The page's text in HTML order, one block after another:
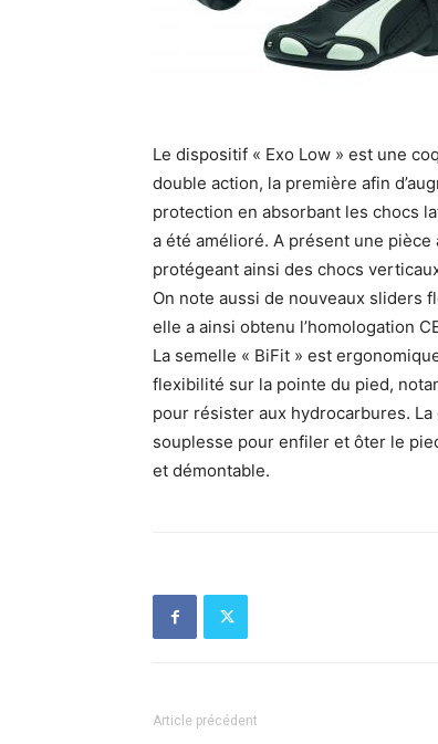
Le dispositif « Exo Low » est une
double action, la première afin
protection en absorbant les chocs
a été amélioré. A présent une
protégeant ainsi des chocs
On note aussi de nouveaux sliders
elle a ainsi obtenu l’homologation
La semelle « BiFit » est
flexibilité sur la pointe du pied,
pour résister aux hydrocarbures.
souplesse pour enfiler et ôter le
et démontable.
Article précédent